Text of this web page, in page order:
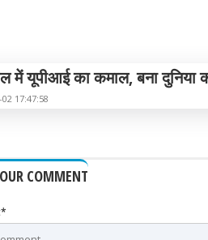
में यूपीआई का कमाल, बना दुनिया
17:47:58
COMMENT